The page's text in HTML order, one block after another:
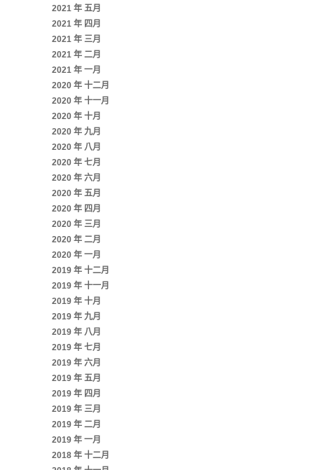
2021 年 五月
2021 年 四月
2021 年 三月
2021 年 二月
2021 年 一月
2020 年 十二月
2020 年 十一月
2020 年 十月
2020 年 九月
2020 年 八月
2020 年 七月
2020 年 六月
2020 年 五月
2020 年 四月
2020 年 三月
2020 年 二月
2020 年 一月
2019 年 十二月
2019 年 十一月
2019 年 十月
2019 年 九月
2019 年 八月
2019 年 七月
2019 年 六月
2019 年 五月
2019 年 四月
2019 年 三月
2019 年 二月
2019 年 一月
2018 年 十二月